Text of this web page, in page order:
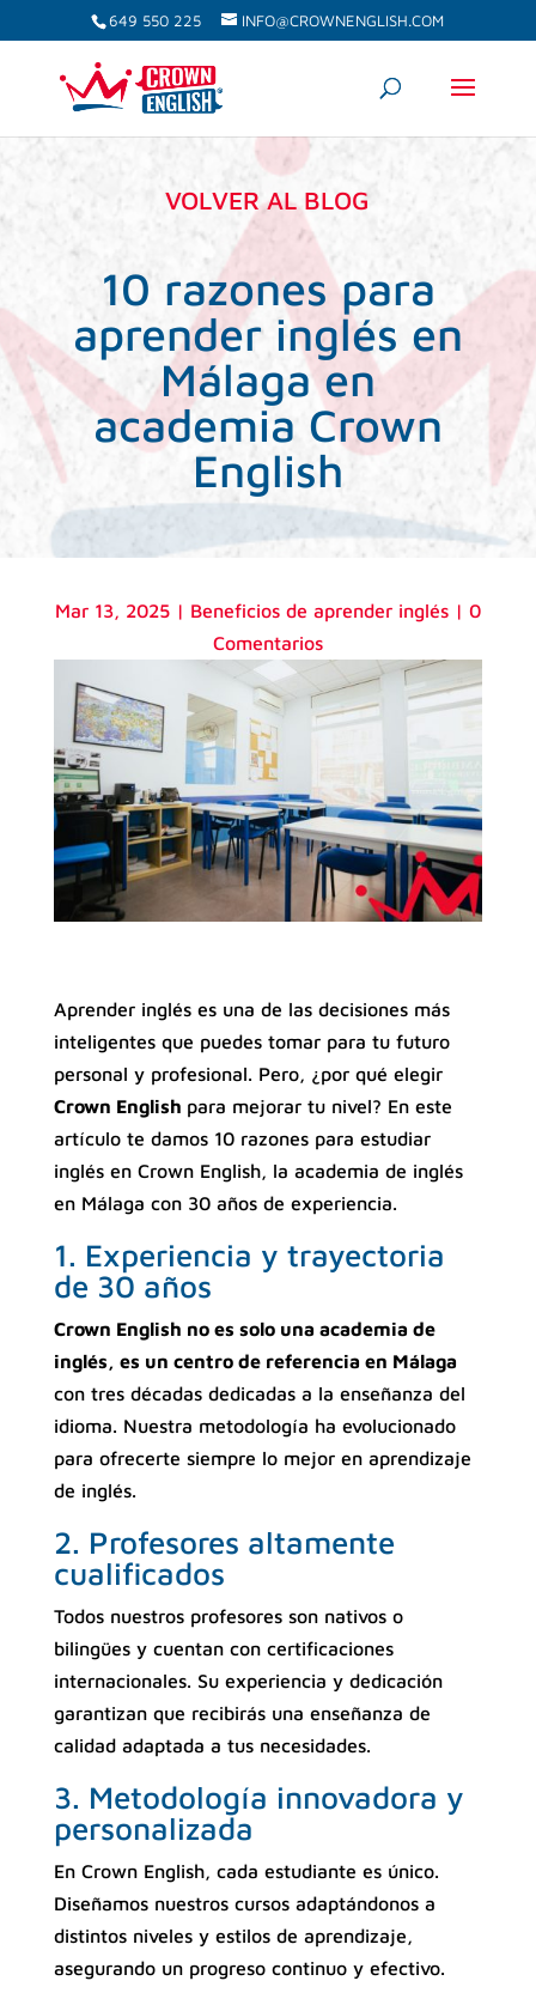
649 550 225 INFO@CROWNENGLISH.COM
VOLVER AL BLOG
10 razones para
aprender inglés en
Málaga en
academia Crown
English
Mar 13, 2025| Beneficios de aprender inglés| 0
Comentarios
Aprender inglés es una de las decisiones más
inteligentes que puedes tomar para tu futuro
personal y profesional. Pero, ¿por qué elegir
Crown English para mejorar tu nivel? En este
artículo te damos 10 razones para estudiar
inglés en Crown English, la academia de inglés
en Málaga con 30 años de experiencia.
1. Experiencia y trayectoria
de 30 años
Crown English no es solo una academia de
inglés, es un centro de referencia en Málaga
con tres décadas dedicadas a la enseñanza del
idioma. Nuestra metodología ha evolucionado
para ofrecerte siempre lo mejor en aprendizaje
de inglés.
2. Profesores altamente
cualificados
Todos nuestros profesores son nativos o
bilingües y cuentan con certificaciones
internacionales. Su experiencia y dedicación
garantizan que recibirás una enseñanza de
calidad adaptada a tus necesidades.
3. Metodología innovadora y
personalizada
En Crown English, cada estudiante es único.
Diseñamos nuestros cursos adaptándonos a
distintos niveles y estilos de aprendizaje,
asegurando un progreso continuo y efectivo.